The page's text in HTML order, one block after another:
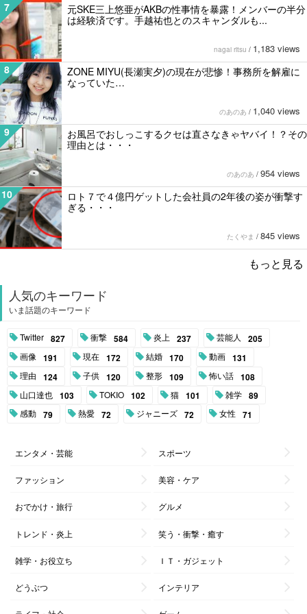
7
元SKE三上悠亜がAKBの性事情を暴露！メンバーの半分
は経験済です。手越祐也とのスキャンダルも...
nagai ritsu / 1,183 views
8
ZONE MIYU(長瀬実夕)の現在が悲惨！事務所を解雇に
なっていた…
のあのあ / 1,040 views
9
お風呂でおしっこするクセは直さなきゃヤバイ！？その
理由とは・・・
のあのあ / 954 views
10
ロト７で４億円ゲットした会社員の2年後の姿が衝撃す
ぎる・・・
たくやま / 845 views
もっと見る
人気のキーワード
いま話題のキーワード
Twitter 827 衝撃 584 炎上 237 芸能人 205
画像 191 現在 172 結婚 170 動画 131
理由 124 子供 120 整形 109 怖い話 108
山口達也 103 TOKIO 102 猫 101 雑学 89
感動 79 熱愛 72 ジャニーズ 72 女性 71
エンタメ・芸能 スポーツ
ファッション 美容・ケア
おでかけ・旅行 グルメ
トレンド・炎上 笑う・衝撃・癒す
雑学・お役立ち ＩＴ・ガジェット
どうぶつ インテリア